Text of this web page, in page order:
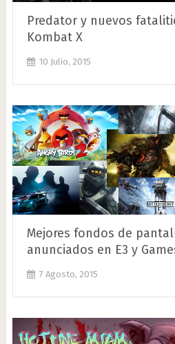
Predator y nuevos
Kombat X
10 Julio, 2015
Mejores fondos de
anunciados en E3 y
7 Agosto, 2015